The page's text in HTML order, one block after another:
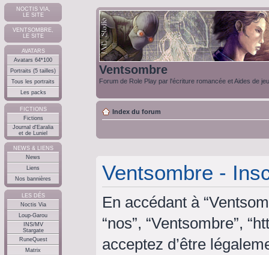
NOCTIS VIA,
LE SITE
VENTSOMBRE,
LE SITE
AVATARS
Avatars 64*100
Portraits (5 tailles)
Tous les portraits
Les packs
FICTIONS
Fictions
Journal d'Earalia
et de Luniel
NEWS & LIENS
News
Liens
Nos bannières
LES DÉS
Noctis Via
Loup-Garou
INS/MV
Stargate
RuneQuest
Matrix
Ventsombre
Forum de Role Play par l'écriture romancée et Aides de
Index du forum
Ventsombre -
En accédant à
“nos”, “Ventsombre”,
acceptez d’être